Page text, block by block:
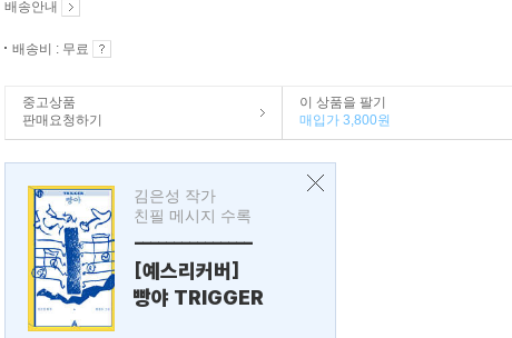
배송안내
배송비 : 무료
중고상품
판매요청하기
이 상품을 팔기
매입가 3,800원
김은성 작가
친필 메시지 수록
---------------
[예스리커버]
빵야 TRIGGER